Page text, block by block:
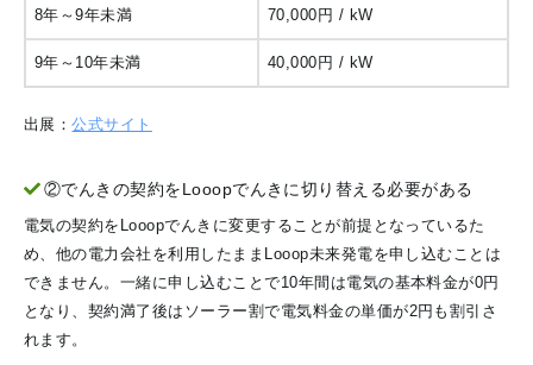
8年～9年未満 70,000円 / kW
9年～10年未満 40,000円 / kW
出展：公式サイト
②でんきの契約をLooopでんきに切り替える必要がある
電気の契約をLooopでんきに変更することが前提となっているた
め、他の電力会社を利用したままLooop未来発電を申し込むことは
できません。一緒に申し込むことで10年間は電気の基本料金が0円
となり、契約満了後はソーラー割で電気料金の単価が2円も割引さ
れます。